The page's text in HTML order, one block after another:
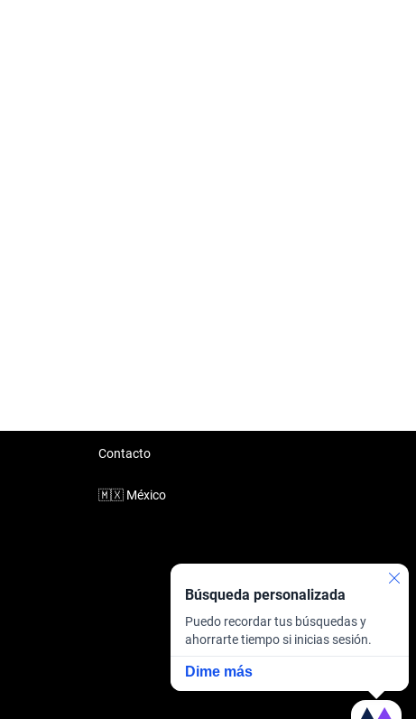
Búsqueda personalizada
Puedo recordar tus búsquedas y
ahorrarte tiempo si inicias sesión.
Dime más
Contacto
🇲🇽 México